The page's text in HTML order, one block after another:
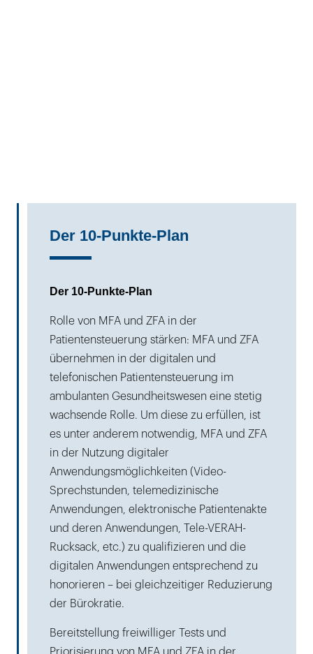
Der 10-Punkte-Plan
Der 10-Punkte-Plan
Rolle von MFA und ZFA in der
Patientensteuerung stärken: MFA und ZFA
übernehmen in der digitalen und
telefonischen Patientensteuerung im
ambulanten Gesundheitswesen eine stetig
wachsende Rolle. Um diese zu erfüllen, ist
es unter anderem notwendig, MFA und ZFA
in der Nutzung digitaler
Anwendungsmöglichkeiten (Video-
Sprechstunden, telemedizinische
Anwendungen, elektronische Patientenakte
und deren Anwendungen, Tele-VERAH-
Rucksack, etc.) zu qualifizieren und die
digitalen Anwendungen entsprechend zu
honorieren – bei gleichzeitiger Reduzierung
der Bürokratie.
Bereitstellung freiwilliger Tests und
Priorisierung von MFA und ZFA in der